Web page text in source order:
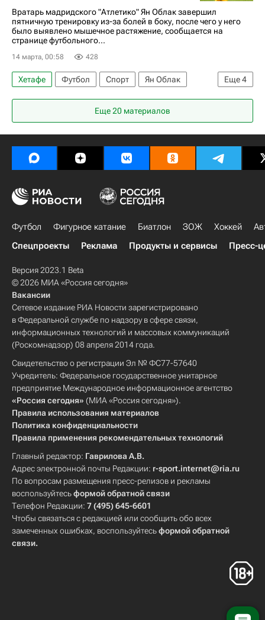
Вратарь мадридского "Атлетико" Ян Облак завершил
пятничную тренировку из-за болей в боку, после чего у него
было выявлено мышечное растяжение, сообщается на
странице футбольного...
14 марта, 00:58 428
Еще4
Хетафе Футбол Спорт
Ян Облак
Атлетико (Мадрид)
Тоттенхэм Хотспур
Чемпионат Испании по футболу
Лига чемпионов УЕФА 2026-2027
Еще 20 материалов
Футбол Фигурное катание Биатлон ЗОЖ Хоккей
Спецпроекты
Реклама Продукты и сервисы Пресс-
Версия 2023.1 Beta
© 2026 МИА «Россия сегодня»
Вакансии
Сетевое издание РИА Новости зарегистрировано
в Федеральной службе по надзору в сфере связи,
информационных технологий и массовых коммуникаций
(Роскомнадзор) 08 апреля 2014 года.
Свидетельство о регистрации Эл № ФС77-57640
Учредитель: Федеральное государственное унитарное
предприятие Международное информационное агентство
«Россия сегодня» (МИА «Россия сегодня»).
Правила использования материалов
Политика конфиденциальности
Правила применения рекомендательных технологий
Главный редактор: Гаврилова А.В.
Адрес электронной почты Редакции: r-sport.internet@ria.ru
По вопросам размещения пресс-релизов и рекламы
воспользуйтесьформой обратной связи
Телефон Редакции: 7 (495) 645-6601
Чтобы связаться с редакцией или сообщить обо всех
замеченных ошибках, воспользуйтесьформой обратной
связи.